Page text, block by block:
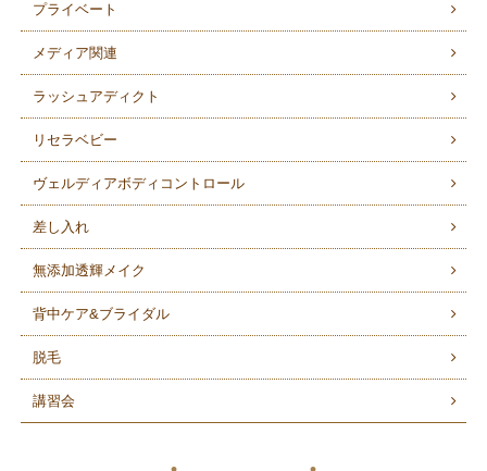
プライベート
メディア関連
ラッシュアディクト
リセラベビー
ヴェルディアボディコントロール
差し入れ
無添加透輝メイク
背中ケア&ブライダル
脱毛
講習会